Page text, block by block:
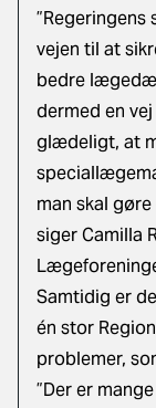
vejen til at
bedre
dermed en
glædeligt, at
man skal
siger Camilla
Samtidig er
én stor
problemer,
”Der er